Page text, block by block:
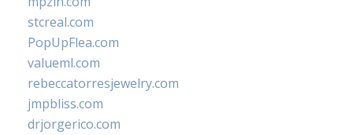
stcreal.com
PopUpFlea.com
valueml.com
rebeccatorresjewelry.com
jmpbliss.com
drjorgerico.com